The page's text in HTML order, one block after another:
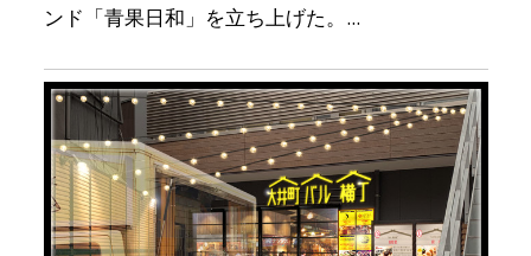
ンド「青果日和」を立ち上げた。...